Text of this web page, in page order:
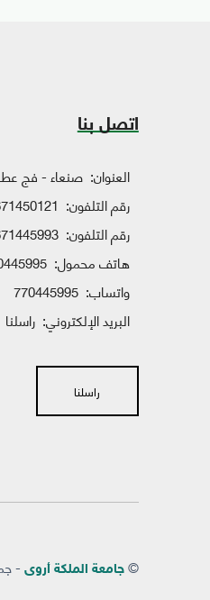
اتصل بنا
العنوان: صنعاء - فج
رقم التلفون:
رقم التلفون:
هاتف محمول:
واتساب: 770445995
البريد الإلكتروني: راسلنا
راسلنا
©جامعة الملكة أروى -